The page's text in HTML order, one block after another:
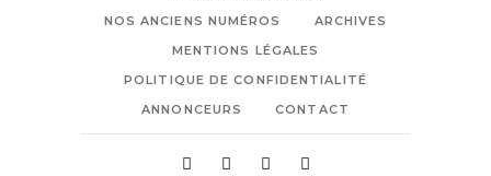
NOS ANCIENS NUMÉROS
ARCHIVES
MENTIONS LÉGALES
POLITIQUE DE CONFIDENTIALITÉ
ANNONCEURS
CONTACT